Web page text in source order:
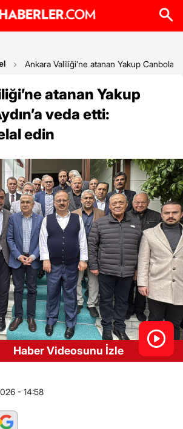
Ankara Valiliği’ne atanan Yakup Canbolat,
atanan Yakup
veda etti:
edin
Haber Videosunu İzle
- 14:58